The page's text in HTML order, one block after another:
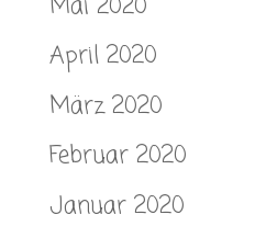
April 2020
März 2020
Februar 2020
Januar 2020